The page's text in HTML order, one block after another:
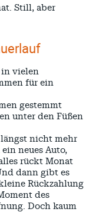
Search
Still, aber
in vielen
für ein
gestemmt
unter den Füßen
längst nicht mehr
neues Auto,
rückt Monat
dann gibt es
Rückzahlung
des
Doch kaum